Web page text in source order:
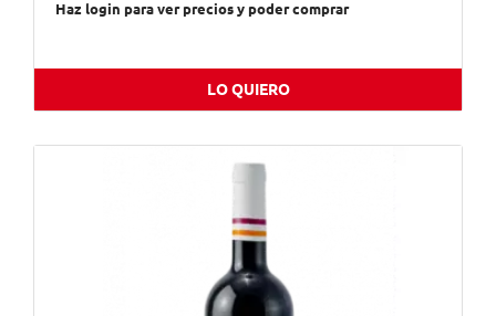
Haz login para ver precios y poder comprar
LO QUIERO